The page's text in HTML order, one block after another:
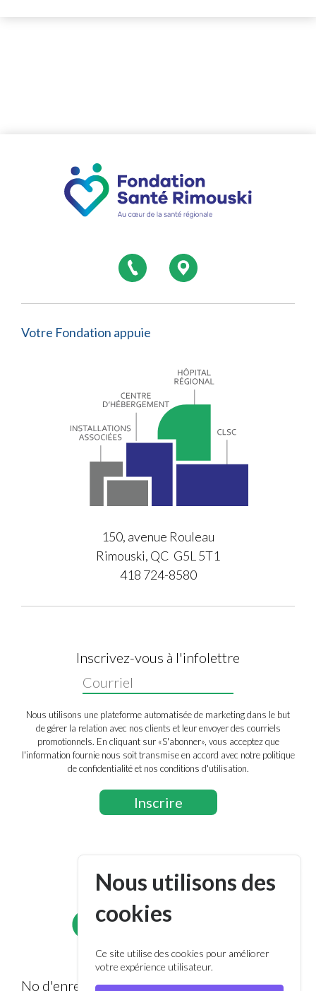
Votre Fondation appuie
150, avenue Rouleau
Rimouski, QC G5L 5T1
418 724-8580
Inscrivez-vous à l'infolettre
Nous utilisons une plateforme automatisée de marketing dans le but
de gérer la relation avec nos clients et leur envoyer des courriels
promotionnels. En cliquant sur «S'abonner», vous acceptez que
l'information fournie nous soit transmise en accord avec notre politique
de confidentialité et nos conditions d'utilisation.
Suivez-nous
No d'enregistrement : 13332 7445 RR0001
Nous utilisons des
cookies
Ce site utilise des cookies pour améliorer
votre expérience utilisateur.